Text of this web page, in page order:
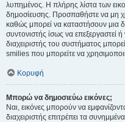
λυπημένος. Η πλήρης λίστα των
δημοσίευσης. Προσπαθήστε να μη
καθώς μπορεί να καταστήσουν μια
συντονιστής ίσως να επεξεργαστεί
διαχειριστής του συστήματος
smilies που μπορείτε να
Κορυφή
Μπορώ να δημοσιεύω εικόνες;
Ναι, εικόνες μπορούν να
διαχειριστής επιτρέπει τα